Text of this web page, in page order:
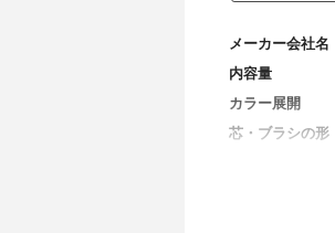
メーカー会社名
内容量
カラー展開
芯・ブラシの形